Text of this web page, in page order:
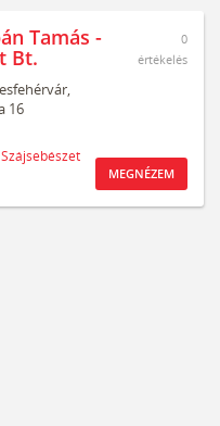
Tamás -
Bt.
16
Szájsebészet
0
értékelés
MEGNÉZEM